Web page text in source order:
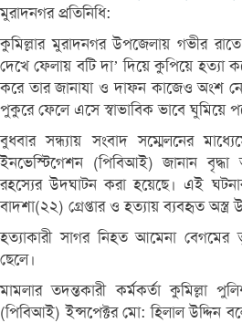
মুরাদনগর প্রতিনিধি:
কুমিল্লার মুরাদনগর উপজেলায় গভীর
দেখে ফেলায় বটি দা’ দিয়ে কুপিয়ে হত্যা
করে তার জানাযা ও দাফন কাজেও অংশ
পুকুরে ফেলে এসে স্বাভাবিক ভাবে ঘুমিয়ে
বুধবার সন্ধ্যায় সংবাদ সম্মেলনের
ইনভেস্টিগেশন (পিবিআই) জানান
রহস্যের উদঘাটন করা হয়েছে। এই
বাদশা(২২) গ্রেপ্তার ও হত্যায় ব্যবহৃত অস্ত্র
হত্যাকারী সাগর নিহত আমেনা
ছেলে।
মামলার তদন্তকারী কর্মকর্তা কুমিল্লা
(পিবিআই) ইন্সপেক্টর মো: হিলাল উদ্দিন